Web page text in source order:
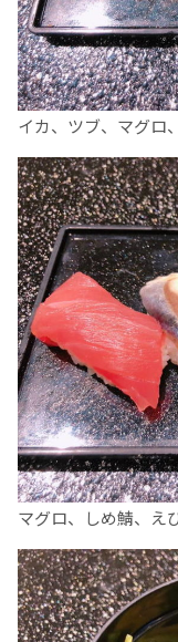
イカ、ツブ、マグロ
マグロ、しめ鯖、え